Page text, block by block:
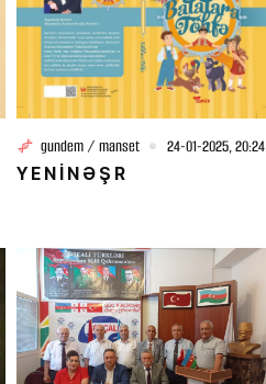
gundem / manset
24-01-2025, 20:24
Y E N İ N Ə Ş R